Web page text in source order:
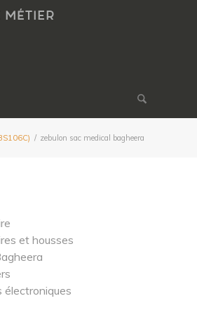
MÉTIER
/ zebulon sac medical bagheera
et housses
électroniques